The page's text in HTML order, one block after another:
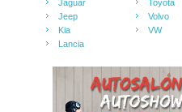
Jaguar
Jeep
Kia
Lancia
Toyota
Volvo
VW